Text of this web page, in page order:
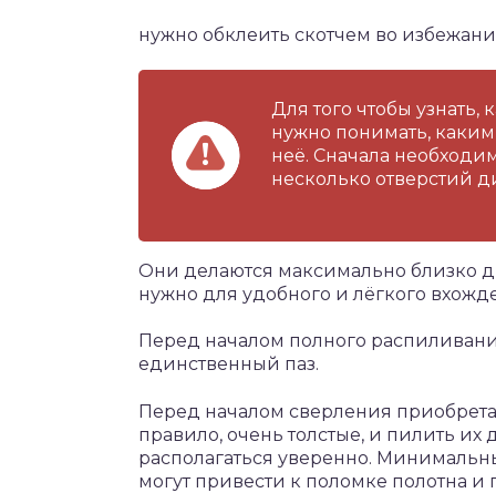
нужно обклеить скотчем во
Для того чтобы узнать,
нужно понимать,
неё. Сначала
несколько отверстий
Они делаются максимально близко
нужно для удобного и лёгкого
Перед началом полного
единственный паз.
Перед началом сверления
правило, очень толстые, и пилить
располагаться уверенно.
могут привести к поломке полотна